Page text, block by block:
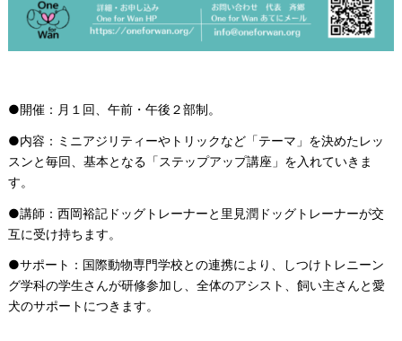
●開催： 月１回、午前・午後２部制。
●内容： ミニアジリティーやトリックなど「テーマ」 を決めたレッ
スンと毎回、基本となる 「ステップアップ講座」を入れていきま
す。
●講師：西岡裕記ドッグトレーナーと里見潤ドッグトレーナーが交
互に受け持ちます。
●サポート：国際動物専門学校との連携により、しつけトレニーン
グ学科の学生さんが研修参加し、全体のアシスト、飼い主さんと愛
犬のサポートにつきます。